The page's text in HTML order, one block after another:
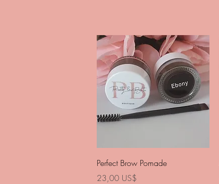
Vista rápida
Perfect Brow Pomade
Precio
23,00 US$